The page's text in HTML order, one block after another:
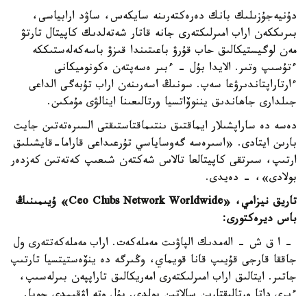
دۇنيەجۇزىلىك بانك دەرەكتەرىنە سايكەس، ساۋد ارابياسى،
بىرىككەن اراب امىرلىكتەرى جانە قاتار شەتەلدىك كاپيتال تارتۋ
مەن لوگيستيكالىق حاب قۇرۋ باعىتىندا قىزۋ باسەكەلەستىككە
ءتۇسىپ وتىر. الايدا بۇل - ءبىر ەسەپتەن ەكونوميكانى
ءارتاراپتاندىرۋعا سەپ. سونىڭ اسەرىنەن اراب تۇبەگى الداعى
جىلدارى جاھاندىق يننوۆاتسيا ورتالىعىنا اينالۋى مۇمكىن.
دەسە دە ساراپشىلار ايماقتىق ىنتىماقتاستىقتى السىرەتەتىن جايت
بارىن ايتادى. «اسىرەسە گەوساياسي تۇرعىداعى قاراما-قايشىلىق
ارتىپ، سىرتقى كاپيتالعا تالاس شەكتەن شىعىپ كەتەتىن كەزدەر
بولادى»، - دەيدى.
تاريق نيزامي، «Ceo Clubs Network Worldwide» ۇيىمىنىڭ
باس ديرەكتورى:
- ا ق ش - الەمدىك الپاۋىت مەملەكەت. اراب مەملەكەتتەرى ول
جاققا قارجى قۇيىپ قانا قويماي، وڭىرگە دە ينۆەستيتسيا تارتىپ
جاتىر. ايتالىق اراب امىرلىكتەرى امەريكالىق تاراپپەن بىرلەسىپ،